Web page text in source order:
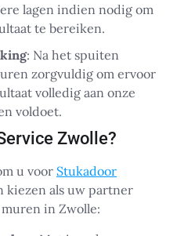
lagen indien nodig om
te bereiken.
: Na het spuiten
zorgvuldig om ervoor
volledig aan onze
voldoet.
Zwolle?
u voor Stukadoor
kiezen als uw partner
in Zwolle: